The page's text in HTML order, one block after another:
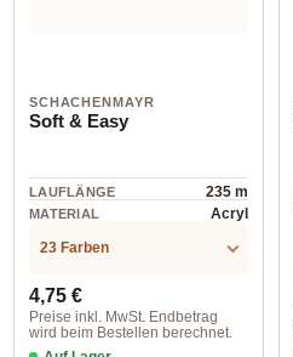
SCHACHENMAYR
Soft & Easy
LAUFLÄNGE 235 m
MATERIAL
Acryl
23 Farben
Regulärer Preis:
4,75 €
Preise inkl. MwSt. Endbetrag
wird beim Bestellen berechnet.